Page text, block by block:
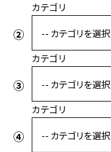
ABOUT US
SHOP LIST
INFORMATION
カテゴリ
カテゴリ
カテゴリ